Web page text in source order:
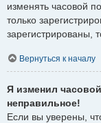
изменять часовой
только
зарегистрированы,
Вернуться к началу
Я изменил
неправильное!
Если вы уверены,